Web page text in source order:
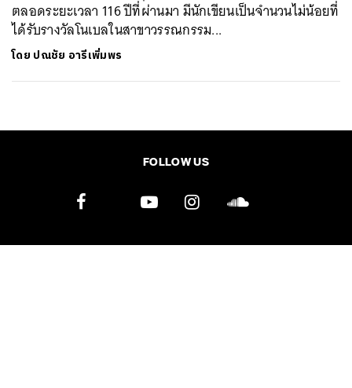
ตลอดระยะเวลา 116 ปีที่ผ่านมา มีนักเขียนเป็นจำนวนไม่น้อยที่
ได้รับรางวัลโนเบลในสาขาวรรณกรรม...
โดย ปณชัย อารีเพิ่มพร
FOLLOW US
ค้นหา
SHARE